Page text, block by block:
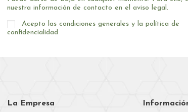
nuestra información de contacto en el aviso legal.
Acepto las condiciones generales y la política de
confidencialidad
La Empresa